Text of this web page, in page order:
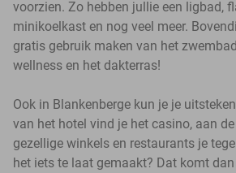
voorzien. Zo hebben jullie een ligbad,
minikoelkast en nog veel meer.
gratis gebruik maken van het
wellness en het dakterras!
Ook in Blankenberge kun je je
van het hotel vind je het casino, aan
gezellige winkels en restaurants je
het iets te laat gemaakt? Dat komt